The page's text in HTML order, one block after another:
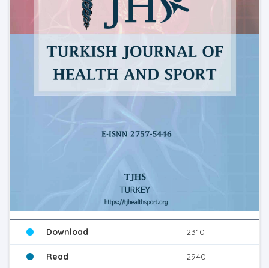
Download 2310
Read 2940